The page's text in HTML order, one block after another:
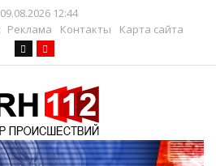
09.08.2026 12:44
Реклама Контакты Карта сайта